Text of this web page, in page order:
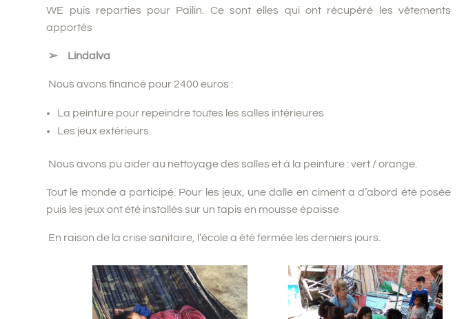
WE puis reparties pour Pailin. Ce sont elles qui ont récupéré les vêtements
apportés
➢ Lindalva
Nous avons financé pour 2400 euros :
La peinture pour repeindre toutes les salles intérieures
Les jeux extérieurs
Nous avons pu aider au nettoyage des salles et à la peinture : vert / orange.
Tout le monde a participé. Pour les jeux, une dalle en ciment a d’abord été posée
puis les jeux ont été installés sur un tapis en mousse épaisse
En raison de la crise sanitaire, l’école a été fermée les derniers jours.